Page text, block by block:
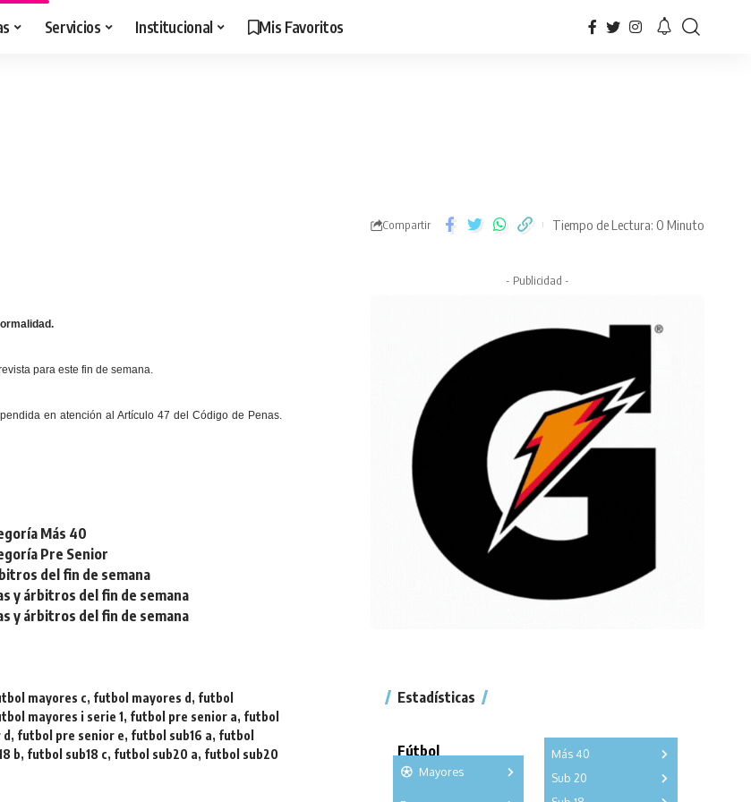
Servicios Institucional Mis Favoritos
Compartir Tiempo de Lectura: 0 Minuto
para este fin de semana.
en atención al Artículo 47 del Código de Penas.
Más 40
Pre Senior
del fin de semana
y árbitros del fin de semana
y árbitros del fin de semana
mayores c, futbol mayores d , futbol
mayores i serie 1, futbol pre senior a, futbol
, futbol pre senior e, futbol sub16 a, futbol
b, futbol sub18 c, futbol sub20 a, futbol sub20
- Publicidad -
Estadísticas
Fútbol
Mayores
Más 40
Sub 20